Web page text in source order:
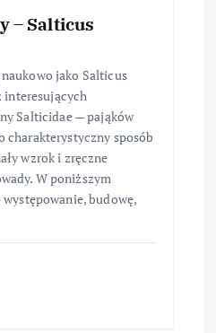
– Salticus
jako Salticus
interesujących
Salticidae — pająków
charakterystyczny sposób
wzrok i zręczne
W poniższym
budowę,